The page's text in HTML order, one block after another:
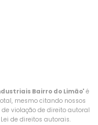
Bairro do Limão" é
mesmo citando nossos
violação de direito autoral
de direitos autorais.